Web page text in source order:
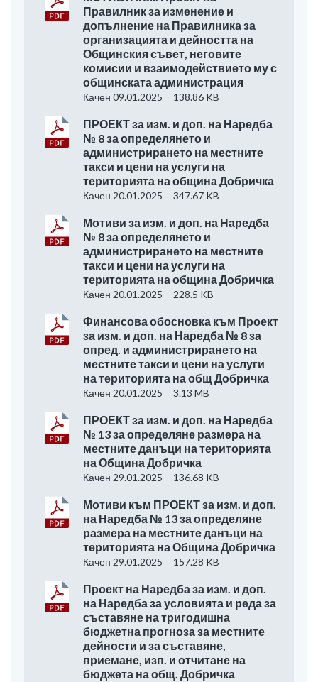
Правилник за изменение и
допълнение на Правилника за
организацията и дейността на
Общинския съвет, неговите
комисии и взаимодействието му с
общинската администрация
Качен 09.01.2025 138.86 KB
ПРОЕКТ за изм. и доп. на Наредба
№ 8 за определянето и
администрирането на местните
такси и цени на услуги на
територията на община Добричка
Качен 20.01.2025 347.67 KB
Мотиви за изм. и доп. на Наредба
№ 8 за определянето и
администрирането на местните
такси и цени на услуги на
територията на община Добричка
Качен 20.01.2025 228.5 KB
Финансова обосновка към Проект
за изм. и доп. на Наредба № 8 за
опред. и администрирането на
местните такси и цени на услуги
на територията на общ Добричка
Качен 20.01.2025 3.13 MB
ПРОЕКТ за изм. и доп. на Наредба
№ 13 за определяне размера на
местните данъци на територията
на Община Добричка
Качен 29.01.2025 136.68 KB
Мотиви към ПРОЕКТ за изм. и доп.
на Наредба № 13 за определяне
размера на местните данъци на
територията на Община Добричка
Качен 29.01.2025 157.28 KB
Проект на Наредба за изм. и доп.
на Наредба за условията и реда за
съставяне на тригодишна
бюджетна прогноза за местните
дейности и за съставяне,
приемане, изп. и отчитане на
бюджета на общ. Добричка